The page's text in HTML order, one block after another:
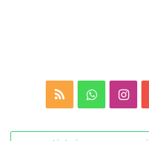
‫YouTubeانستقرامواتسابملخص